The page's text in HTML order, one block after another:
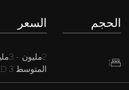
الحجم
1
السعر
2مليون -
المتوسط